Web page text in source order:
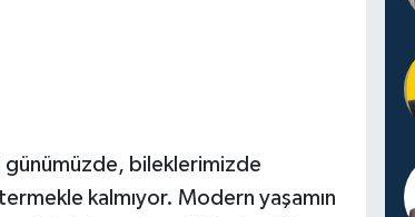
günümüzde, bileklerimizde
kalmıyor. Modern yaşamın